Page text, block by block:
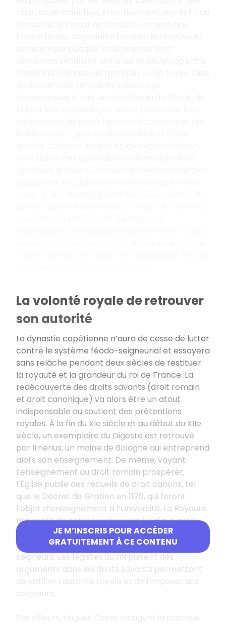
JE M’INSCRIS POUR ACCÉDER
GRATUITEMENT À CE CONTENU
La volonté royale de retrouver
son autorité
La dynastie capétienne n’aura de cesse de lutter
contre le système féodo-seigneurial et essayera
sans relâche pendant deux siècles de restituer
la royauté et la grandeur du roi de France. La
redécouverte des droits savants (droit romain
et droit canonique) va alors être un atout
indispensable au soutient des prétentions
royales. À la fin du XIe siècle et au début du XIIe
siècle, un exemplaire du Digeste est retrouvé
par Irnerius, un moine de Bologne qui entreprend
alors son enseignement. De même, voyant
l’enseignement du droit romain prospérer,
l’Église publie des recueils de droit canons, tel
que le Décret de Gratien en 1170, qui feront
l’objet d’enseignement à l’Université. La Royauté
tire profit de cette renaissance juridique pour
affirmer un regain d’autorité mise à mal par le
système féodal et la prise du pouvoir par les
seigneurs. Les légistes du roi puisent des
arguments dans les droits savants permettant
de justifier l’autorité royale et de l’imposer aux